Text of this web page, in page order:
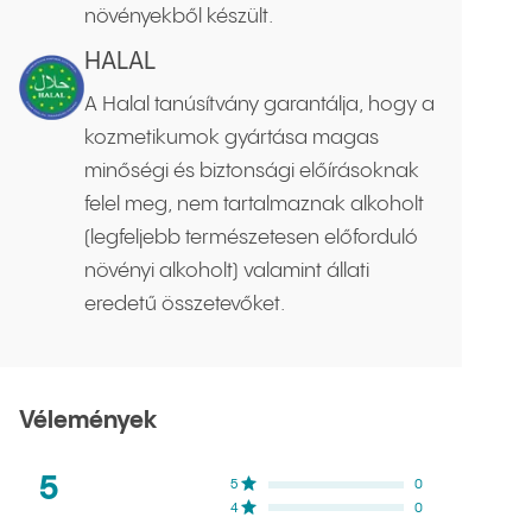
növényekből készült.
HALAL
A Halal tanúsítvány garantálja, hogy a
kozmetikumok gyártása magas
minőségi és biztonsági előírásoknak
felel meg, nem tartalmaznak alkoholt
(legfeljebb természetesen előforduló
növényi alkoholt) valamint állati
eredetű összetevőket.
Vélemények
Értékelések átlaga:
5csillag az ötbőlÉrtékelések eloszlása
5 csillag
0
4csillag
0